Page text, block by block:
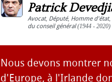
Patrick
Avocat, Député, Homme d'état,
du conseil général(1944 - 2020)
Nous devons montrer
d'Europe, à l'Irlande